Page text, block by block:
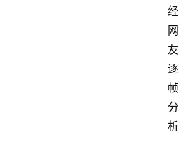
经
网
友
逐
帧
分
析